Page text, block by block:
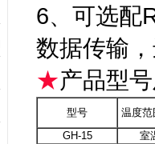
6、可选配
数据传输
★产品型
型号
温度
GH-15
室